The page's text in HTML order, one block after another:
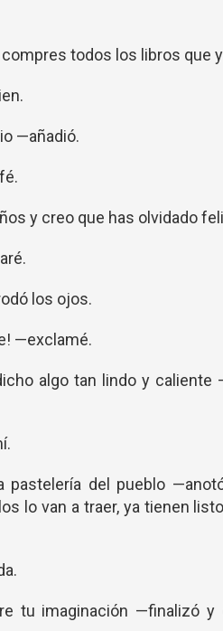
todos los libros que
—añadió.
y creo que has olvidado
los ojos.
—exclamé.
algo tan lindo y
pastelería del pueblo
lo van a traer, ya tienen
tu imaginación —finalizó y